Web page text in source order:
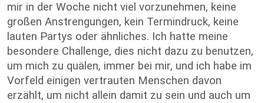
mir in der Woche nicht viel vorzunehmen, keine
großen Anstrengungen, kein Termindruck, keine
lauten Partys oder ähnliches. Ich hatte meine
besondere Challenge, dies nicht dazu zu benutzen,
um mich zu quälen, immer bei mir, und ich habe im
Vorfeld einigen vertrauten Menschen davon
erzählt, um nicht allein damit zu sein und auch um